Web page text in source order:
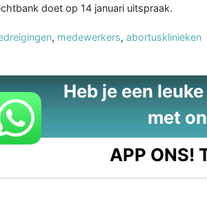
doet op 14 januari uitspraak.
, medewerkers, abortusklinieken
Heb je een
met
APP ONS!